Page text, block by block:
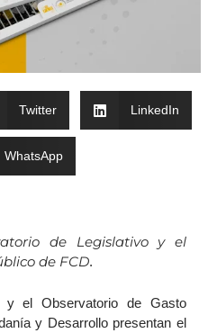
Twitter LinkedIn
WhatsApp
de Legislativo y el
de FCD.
y el Observatorio de Gasto
y Desarrollo presentan el